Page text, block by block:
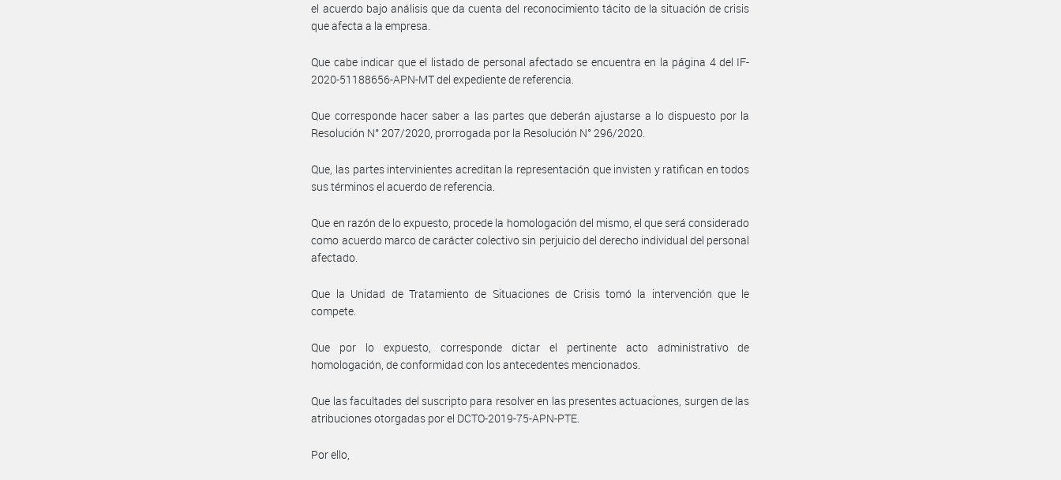
el acuerdo bajo análisis que da cuenta del reconocimiento tácito de la situación de crisis
que afecta a la empresa.
Que cabe indicar que el listado de personal afectado se encuentra en la página 4 del IF-
2020-51188656-APN-MT del expediente de referencia.
Que corresponde hacer saber a las partes que deberán ajustarse a lo dispuesto por la
Resolución N° 207/2020, prorrogada por la Resolución N° 296/2020.
Que, las partes intervinientes acreditan la representación que invisten y ratifican en todos
sus términos el acuerdo de referencia.
Que en razón de lo expuesto, procede la homologación del mismo, el que será considerado
como acuerdo marco de carácter colectivo sin perjuicio del derecho individual del personal
afectado.
Que la Unidad de Tratamiento de Situaciones de Crisis tomó la intervención que le
compete.
Que por lo expuesto, corresponde dictar el pertinente acto administrativo de
homologación, de conformidad con los antecedentes mencionados.
Que las facultades del suscripto para resolver en las presentes actuaciones, surgen de las
atribuciones otorgadas por el DCTO-2019-75-APN-PTE.
Por ello,